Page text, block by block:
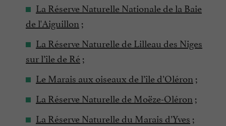
La Réserve Naturelle Nationale de la Baie
de l'Aiguillon ;
La Réserve Naturelle de Lilleau des Niges
sur l’île de Ré;
Le Marais aux oiseaux de l’île d’Oléron ;
La Réserve Naturelle de Moëze-Oléron ;
La Réserve Naturelle du Marais d’Yves ;